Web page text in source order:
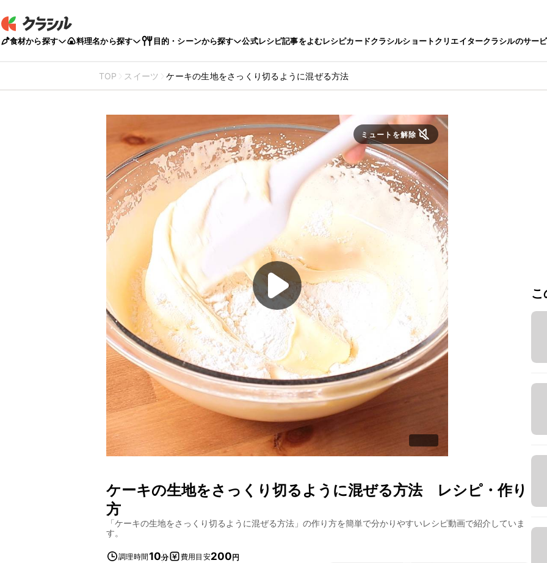
食材から探す 料理名から探す 目的・シーンから探す 公式レシピ記事をよむレシピカードクラシルショートクリエイタークラシルのサー
TOP スイーツ ケーキの生地をさっくり切るように混ぜる方法
ミュートを解除
ケーキの生地をさっくり切るように混ぜる方法レシピ・作り
方
「ケーキの生地をさっくり切るように混ぜる方法 」の作り方を簡単で分かりやすいレシピ動画で紹介していま
す。
調理時間10分 費用目安200円